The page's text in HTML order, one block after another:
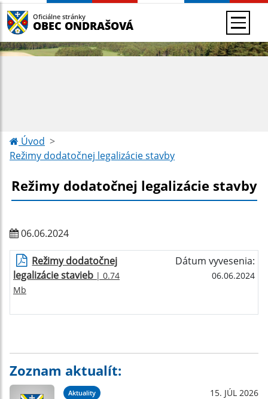
Oficiálne stránky
OBEC ONDRAŠOVÁ
Úvod
Režimy dodatočnej legalizácie stavby
Režimy dodatočnej legalizácie stavby
06.06.2024
Režimy dodatočnej
legalizácie stavieb | 0.74
Mb
Dátum vyvesenia:
06.06.2024
Zoznam aktualít:
Aktuality 15. JÚL 2026